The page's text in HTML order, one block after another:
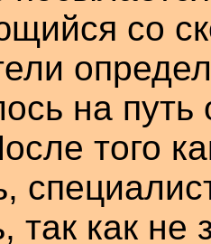
со
на
того
так как не